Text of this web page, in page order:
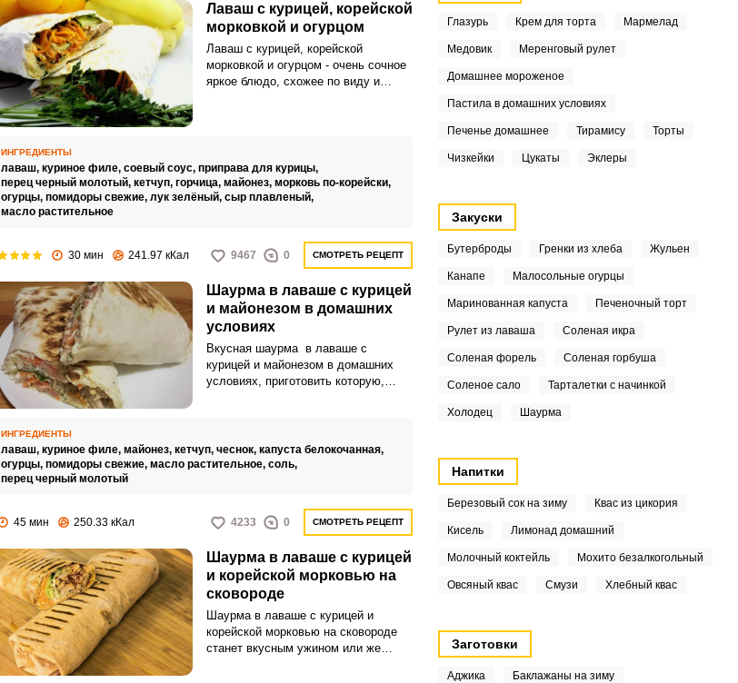
Лаваш с курицей, корейской
морковкой и огурцом
Лаваш с курицей, корейской
морковкой и огурцом - очень сочное
яркое блюдо, схожее по виду и
насыщенным вкусом.
ИНГРЕДИЕНТЫ
лаваш, куриное филе, соевый соус, приправа для курицы,
перец черный молотый, кетчуп, горчица, майонез, морковь по-корейски,
огурцы, помидоры свежие, лук зелёный, сыр плавленый,
масло растительное
30 мин 241.97 кКал 9467 0 СМОТРЕТЬ РЕЦЕПТ
Шаурма в лаваше с курицей
и майонезом в домашних
условиях
Вкусная шаурма в лаваше с
курицей и майонезом в домашних
условиях, приготовить которую,
сытного ужина!
ИНГРЕДИЕНТЫ
лаваш, куриное филе, майонез, кетчуп, чеснок, капуста белокочанная,
огурцы, помидоры свежие, масло растительное, соль,
перец черный молотый
45 мин 250.33 кКал 4233 0 СМОТРЕТЬ РЕЦЕПТ
Шаурма в лаваше с курицей
и корейской морковью на
сковороде
Шаурма в лаваше с курицей и
корейской морковью на сковороде
станет вкусным ужином или же
Глазурь Крем для торта Мармелад
Медовик Меренговый рулет
Домашнее мороженое
Пастила в домашних условиях
Печенье домашнее Тирамису Торты
Чизкейки Цукаты Эклеры
Закуски
Бутерброды Гренки из хлеба Жульен
Канапе Малосольные огурцы
Маринованная капуста Печеночный торт
Рулет из лаваша Соленая икра
Соленая форель Соленая горбуша
Соленое сало Тарталетки с начинкой
Холодец Шаурма
Напитки
Березовый сок на зиму Квас из цикория
Кисель Лимонад домашний
Молочный коктейль Мохито безалкогольный
Овсяный квас Смузи Хлебный квас
Заготовки
Аджика Баклажаны на зиму
Войдите
с помощью социальных сетей:
или
Запомнить меня
ВХОД
ЕЩЕ НЕ ЗАРЕГИСТРИРОВАННЫ?
Забыли пароль?